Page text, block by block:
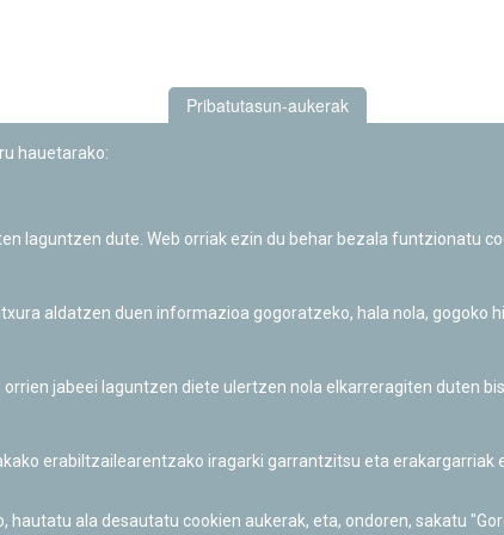
Pribatutasun-aukerak
hauetarako:
laguntzen dute. Web orriak ezin du behar bezala funtzionatu
aldatzen duen informazioa gogoratzeko, hala nola, gogoko
jabeei laguntzen diete ulertzen nola elkarreragiten duten
erabiltzailearentzako iragarki garrantzitsu eta erakargarriak
ala desautatu cookien aukerak, eta, ondoren, sakatu